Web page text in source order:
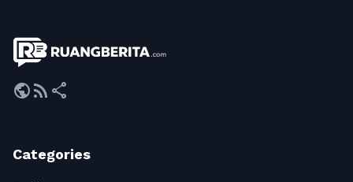
publicrss_feed share
Categories